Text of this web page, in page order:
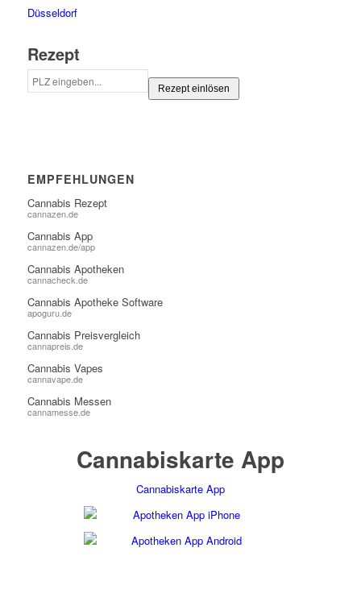
Düsseldorf
Rezept
Rezept einlösen
EMPFEHLUNGEN
Cannabis Rezept
cannazen.de
Cannabis App
cannazen.de/app
Cannabis Apotheken
cannacheck.de
Cannabis Apotheke Software
apoguru.de
Cannabis Preisvergleich
cannapreis.de
Cannabis Vapes
cannavape.de
Cannabis Messen
cannamesse.de
Cannabiskarte App
Cannabiskarte App